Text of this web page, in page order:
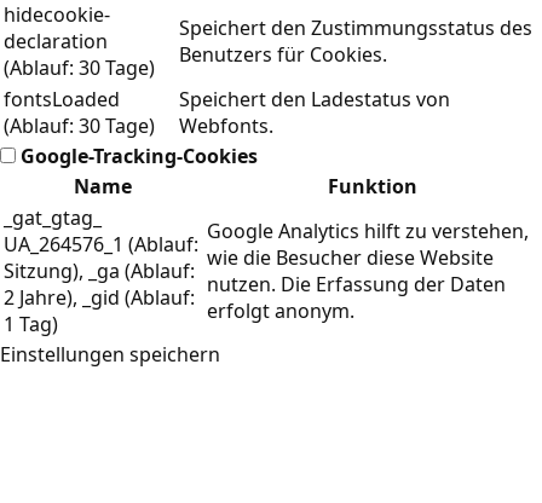
hidecookie-
declaration
(Ablauf: 30 Tage)
Speichert den Zustimmungsstatus des
Benutzers für Cookies.
fontsLoaded
(Ablauf: 30 Tage)
Speichert den Ladestatus von
Webfonts.
Google-Tracking-Cookies
Name
Funktion
_gat_gtag_
UA_264576_1 (Ablauf:
Sitzung), _ga (Ablauf:
2 Jahre), _gid (Ablauf:
1 Tag)
Google Analytics hilft zu verstehen,
wie die Besucher diese Website
nutzen. Die Erfassung der Daten
erfolgt anonym.
Einstellungen speichern